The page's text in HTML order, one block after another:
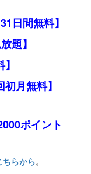
日間無料】
題】
月無料】
ポイント
ちらから。